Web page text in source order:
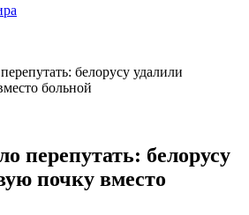
белорусу удалили
больной
перепутать: белорусу
почку вместо